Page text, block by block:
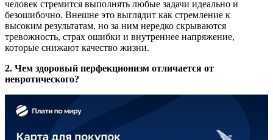
человек стремится выполнять любые задачи идеально и
безошибочно. Внешне это выглядит как стремление к
высоким результатам, но за ним нередко скрываются
тревожность, страх ошибки и внутреннее напряжение,
которые снижают качество жизни.
2. Чем здоровый перфекционизм отличается от
невротического?